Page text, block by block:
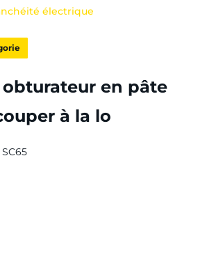
électrique
obturateur en pâte
à la lo
SC65